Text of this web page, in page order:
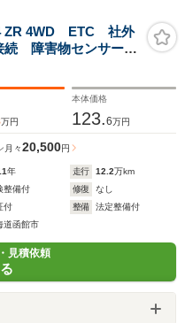
ZR 4WD ETC 社外
続 障害物センサー
ー 両側電動スライ
バック
万円
本体価格
123.6万円
月々20,500円
年 走行 12.2万km
整備付 修復
なし
付 整備
法定整備付
道函館市
見積依頼